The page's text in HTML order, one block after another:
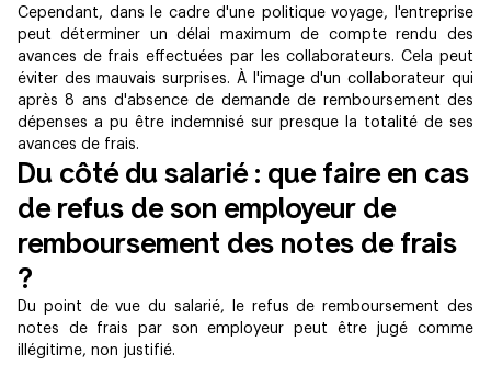
Cependant, dans le cadre d'une politique voyage, l'entreprise
peut déterminer un délai maximum de compte rendu des
avances de frais effectuées par les collaborateurs. Cela peut
éviter des mauvais surprises. À l'image d'un collaborateur qui
après 8 ans d'absence de demande de remboursement des
dépenses a pu être indemnisé sur presque la totalité de ses
avances de frais.
Du côté du salarié : que faire en cas
de refus de son employeur de
remboursement des notes de frais
?
Du point de vue du salarié, le refus de remboursement des
notes de frais par son employeur peut être jugé comme
illégitime, non justifié.